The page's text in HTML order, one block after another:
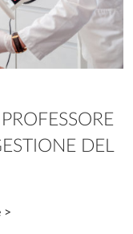
DEL
>